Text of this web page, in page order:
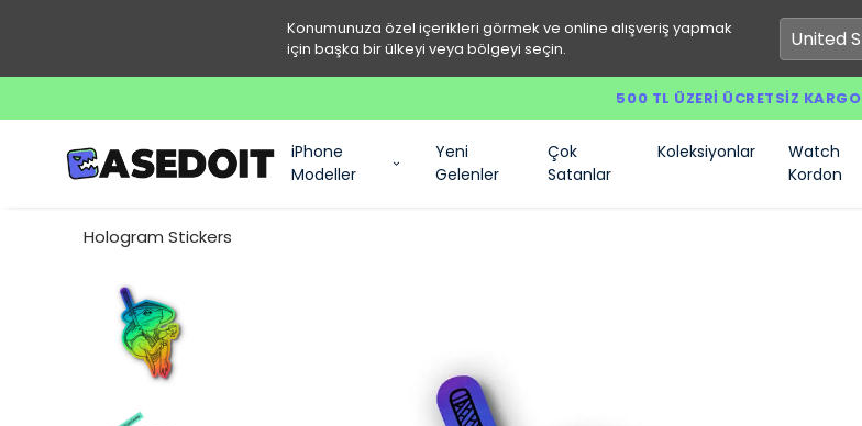
Konumunuza özel içerikleri görmek ve online alışveriş yapmak
için başka bir ülkeyi veya bölgeyi seçin.
500 TL ÜZERI ÜCRETSIZ KARGO
iPhone
Modeller
Yeni
Gelenler
Çok
Satanlar
Koleksiyonlar
Watch
Kordon
Hologram Stickers